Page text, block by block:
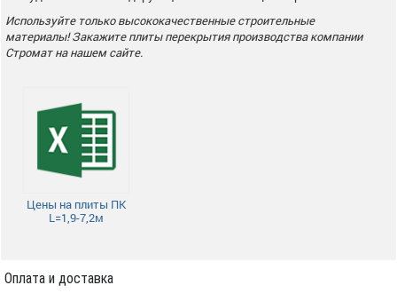
Используйте только высококачественные строительные
материалы! Закажите плиты перекрытия производства компании
Стромат на нашем сайте.
Цены на плиты ПК
L=1,9-7,2м
Оплата и доставка